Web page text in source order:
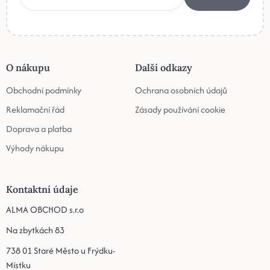
O nákupu
Obchodní podmínky
Reklamační řád
Doprava a platba
Výhody nákupu
Další odkazy
Ochrana osobních údajů
Zásady používání cookie
Kontaktní údaje
ALMA OBCHOD s.r.o
Na zbytkách 83
738 01 Staré Město u Frýdku-
Místku